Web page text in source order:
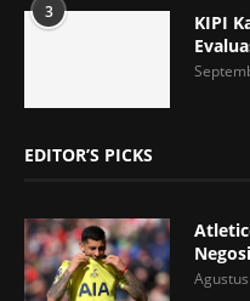
3
KIPI
EDITOR’S PICKS